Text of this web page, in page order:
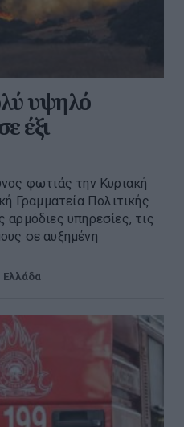
υψηλό
έξι
φωτιάς την Κυριακή
Γραμματεία Πολιτικής
αρμόδιες υπηρεσίες, τις
σε αυξημένη
Ελλάδα